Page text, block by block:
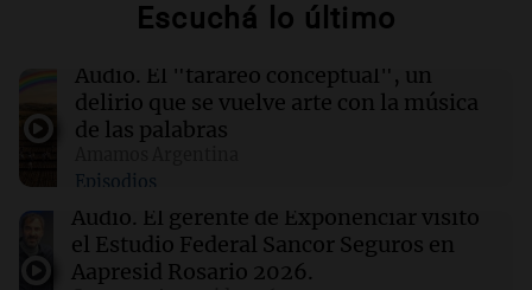
22:04 Tecnología
Nikita Bier renuncia como jefe de producto de
X tras un año en el cargo
22:03 Tecnología
Descuentos de hasta $400 en entradas para
TechCrunch Disrupt 2026 hasta el viernes
Escuchá lo último
Audio. El "tarareo conceptual", un
delirio que se vuelve arte con la música
de las palabras
Episodios
Audio. El gerente de Exponenciar visitó
el Estudio Federal Sancor Seguros en
Aapresid Rosario 2026.